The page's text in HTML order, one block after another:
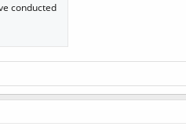
conducted